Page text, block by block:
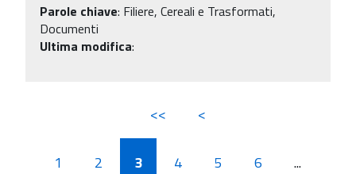
Parole chiave: Filiere, Cereali e Trasformati,
Documenti
Ultima modifica:
<< <
1 2 3 4 5 6 ...